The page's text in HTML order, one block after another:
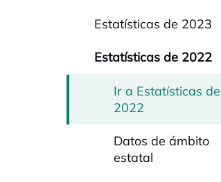
Estatísticas de 2023
Estatísticas de 2022
Ir a Estatísticas de
2022
Datos de ámbito
estatal